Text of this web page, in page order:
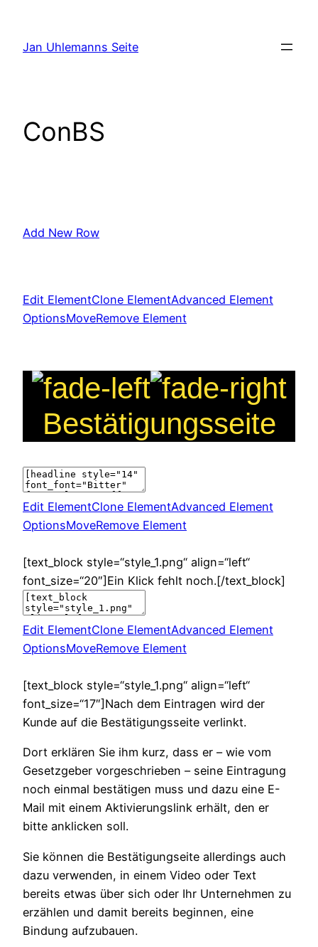
springen
Jan Uhlemanns Seite
ConBS
Add New Row
Edit ElementClone ElementAdvanced Element
OptionsMoveRemove Element
Bestätigungsseite
Edit ElementClone ElementAdvanced Element
OptionsMoveRemove Element
[text_block style=“style_1.png“ align=“left“
font_size=“20″]Ein Klick fehlt noch.[/text_block]
Edit ElementClone ElementAdvanced Element
OptionsMoveRemove Element
[text_block style=“style_1.png“ align=“left“
font_size=“17″]Nach dem Eintragen wird der
Kunde auf die Bestätigungsseite verlinkt.
Dort erklären Sie ihm kurz, dass er – wie vom
Gesetzgeber vorgeschrieben – seine Eintragung
noch einmal bestätigen muss und dazu eine E-
Mail mit einem Aktivierungslink erhält, den er
bitte anklicken soll.
Sie können die Bestätigungseite allerdings auch
dazu verwenden, in einem Video oder Text
bereits etwas über sich oder Ihr Unternehmen zu
erzählen und damit bereits beginnen, eine
Bindung aufzubauen.